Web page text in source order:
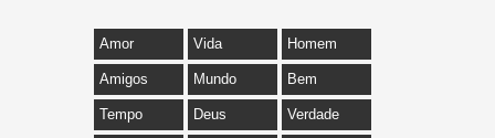
Amor Vida Homem
Amigos Mundo Bem
Tempo Deus Verdade